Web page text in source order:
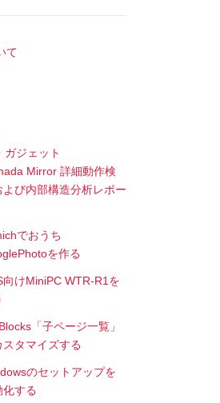
て
ガジェット
Mirror 詳細動作検
よび内部構造分析レポー
でおうち
を作る
向けMiniPC WTR-R1を
「子ページ一覧」
スタマイズする
のセットアップを
化する